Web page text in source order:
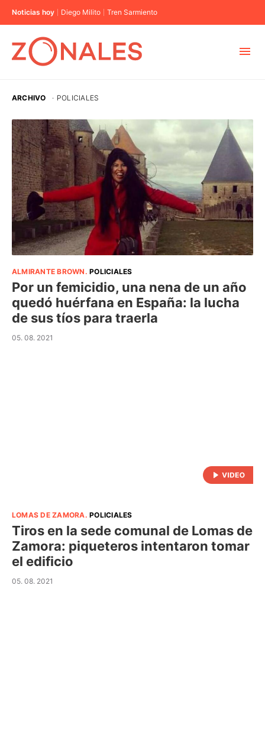
Noticias hoy Diego Milito Tren Sarmiento
CABA
BUENOS AIRES
PROVINCIAS
ELECCIONES 2023
ARCHIVO · POLICIALES
ALMIRANTE BROWN .POLICIALES
Por un femicidio, una nena de un año
quedó huérfana en España: la lucha
de sus tíos para traerla
05. 08. 2021
LOMAS DE ZAMORA.POLICIALES
Tiros en la sede comunal de Lomas de
Zamora: piqueteros intentaron tomar
el edificio
05. 08. 2021